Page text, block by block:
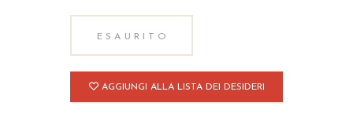
ESAURITO
AGGIUNGI ALLA LISTA DEI DESIDERI